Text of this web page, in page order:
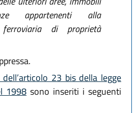
appartenenti alla
ferroviaria di proprietà
23 bis della legge
1998 sono inseriti i seguenti